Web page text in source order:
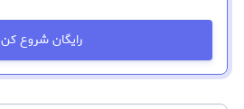
رایگان شروع کن